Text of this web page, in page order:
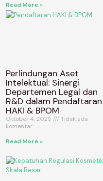
Read More »
Perlindungan Aset
Intelektual: Sinergi
Departemen Legal dan
R&D dalam Pendaftaran
HAKI & BPOM
Oktober 4, 2025
Tidak ada
komentar
Read More »